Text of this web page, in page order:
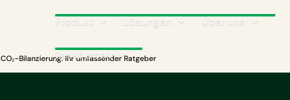
Produkt Lösungen Über uns
Ressourcen
CO₂-Bilanzierung: Ihr umfassender Ratgeber